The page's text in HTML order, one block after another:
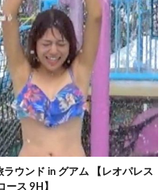
ウンド in グアム 【レオパレス
ース 9H】